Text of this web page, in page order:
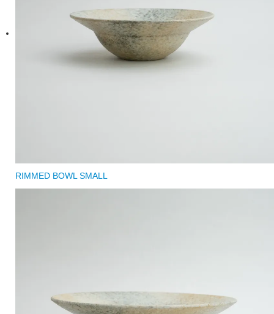
RIMMED BOWL SMALL